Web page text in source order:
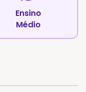
Ensino
Médio